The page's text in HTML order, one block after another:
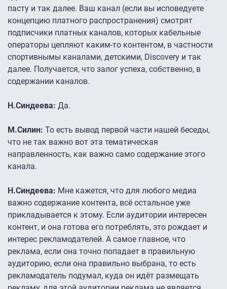
пасту и так далее. Ваш канал (если вы исповедуете
концепцию платного распространения) смотрят
подписчики платных каналов, которых кабельные
операторы цепляют каким-то контентом, в частности
спортивнымы каналами, детскими, Discovery и так
далее. Получается, что залог успеха, собственно, в
содержании каналов.
Н.Синдеева: Да.
М.Силин: То есть вывод первой части нашей беседы,
что не так важно вот эта тематическая
направленность, как важно само содержание этого
канала.
Н.Синдеева: Мне кажется, что для любого медиа
важно содержание контента, всё остальное уже
прикладывается к этому. Если аудитории интересен
контент, и она готова его потреблять, это рождает и
интерес рекламодателей. А самое главное, что
реклама, если она точно попадает в правильную
аудиторию, если она правильно выбрана, то есть
рекламодатель подумал, куда он идёт размещать